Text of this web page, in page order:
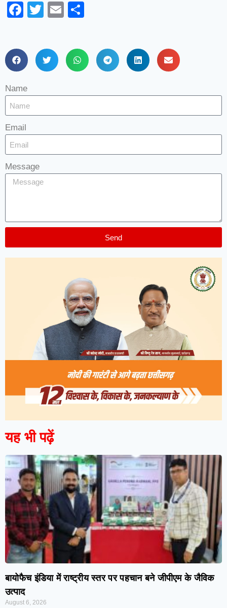
Facebook
TwitterEmail
Name
Email
Message
Send
यह भी पढ़ें
बायोफैच इंडिया में राष्ट्रीय स्तर पर पहचान बने जीपीएम के जैविक
उत्पाद
August 6, 2026